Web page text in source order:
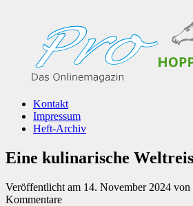
Kontakt
Impressum
Heft-Archiv
Eine kulinarische
Veröffentlicht am 14. November 2024 von
Kommentare